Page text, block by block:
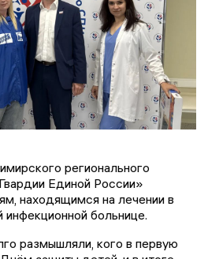
регионального
Единой России»
находящимся на лечении в
инфекционной больнице.
размышляли, кого в первую